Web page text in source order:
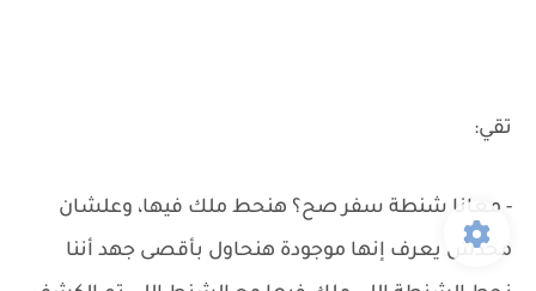
تقي:
- معانا شنطة سفر صح؟ هنحط ملك فيها، وعلشان
محدش يعرف إنها موجودة هنحاول بأقصى جهد أننا